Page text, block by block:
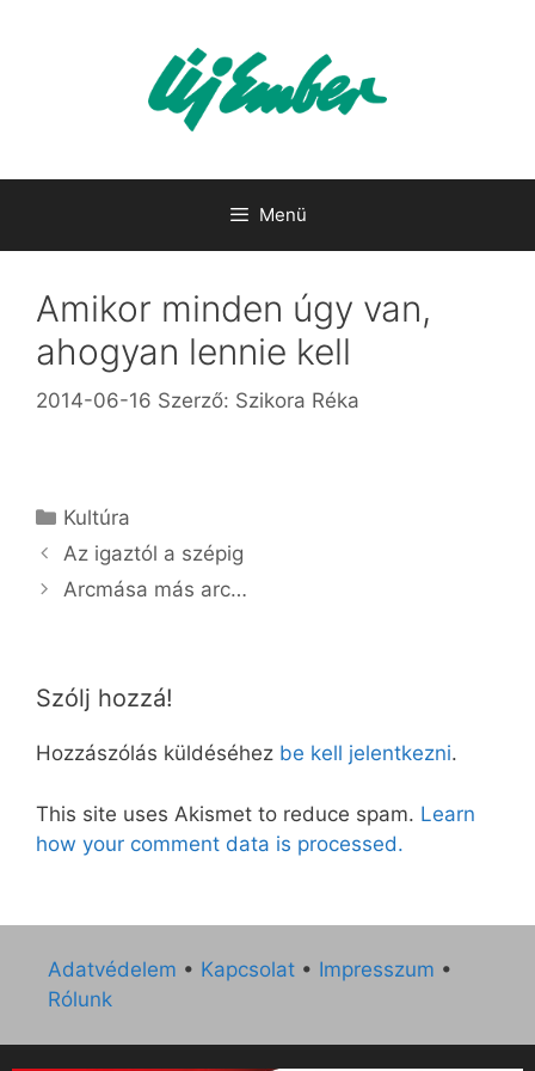
Menü
Amikor minden úgy van,
ahogyan lennie kell
2014-06-16 Szerző: Szikora Réka
Kategória
Kultúra
Az igaztól a szépig
Arcmása más arc…
Szólj hozzá!
Hozzászólás küldéséhez be kell jelentkezni.
This site uses Akismet to reduce spam. Learn
how your comment data is processed.
Adatvédelem • Kapcsolat • Impresszum •
Rólunk